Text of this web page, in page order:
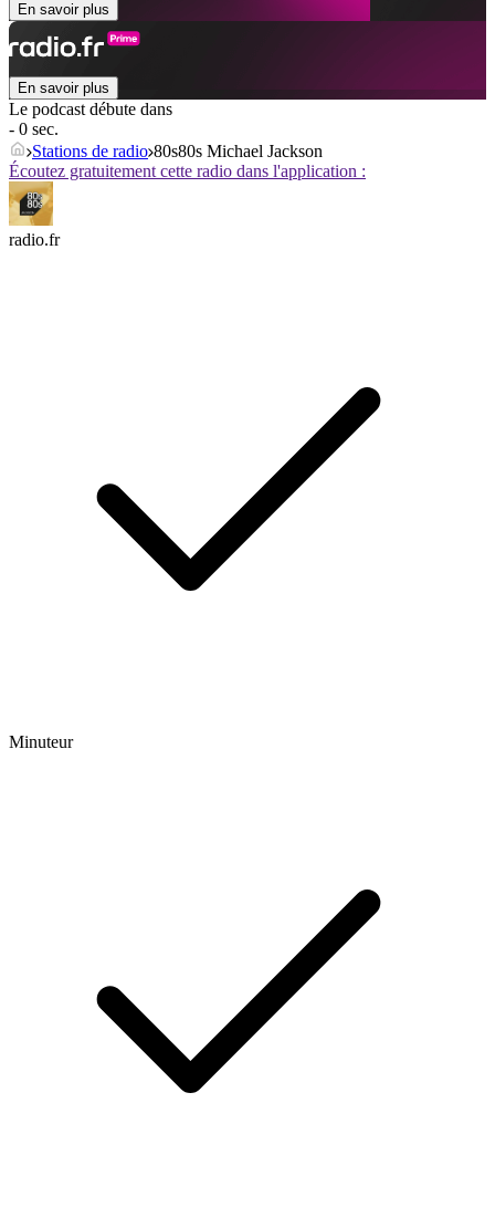
En savoir plus
En savoir plus
Le podcast débute dans
- 0 sec.
Stations de radio 80s80s Michael Jackson
Écoutez gratuitement cette radio dans l'application :
radio.fr
Minuteur